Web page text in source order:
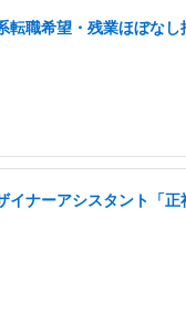
職希望・残業ほぼなし
ナーアシスタント「正